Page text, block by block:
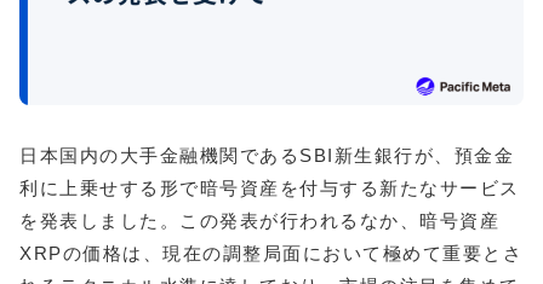
日本国内の大手金融機関であるSBI新生銀行が、預金金
利に上乗せする形で暗号資産を付与する新たなサービス
を発表しました。この発表が行われるなか、暗号資産
XRPの価格は、現在の調整局面において極めて重要とさ